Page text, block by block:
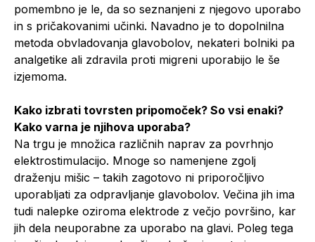
pomembno je le, da so seznanjeni z njegovo uporabo
in s pričakovanimi učinki. Navadno je to dopolnilna
metoda obvladovanja glavobolov, nekateri bolniki pa
analgetike ali zdravila proti migreni uporabijo le še
izjemoma.
Kako izbrati tovrsten pripomoček? So vsi enaki?
Kako varna je njihova uporaba?
Na trgu je množica različnih naprav za povrhnjo
elektrostimulacijo. Mnoge so namenjene zgolj
draženju mišic – takih zagotovo ni priporočljivo
uporabljati za odpravljanje glavobolov. Večina jih ima
tudi nalepke oziroma elektrode z večjo površino, kar
jih dela neuporabne za uporabo na glavi. Poleg tega